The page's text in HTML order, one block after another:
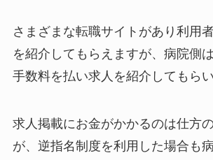
さまざまな転職サイトがあり利用
を紹介してもらえますが、病院側
手数料を払い求人を紹介してもらい
求人掲載にお金がかかるのは仕方
が、逆指名制度を利用した場合も